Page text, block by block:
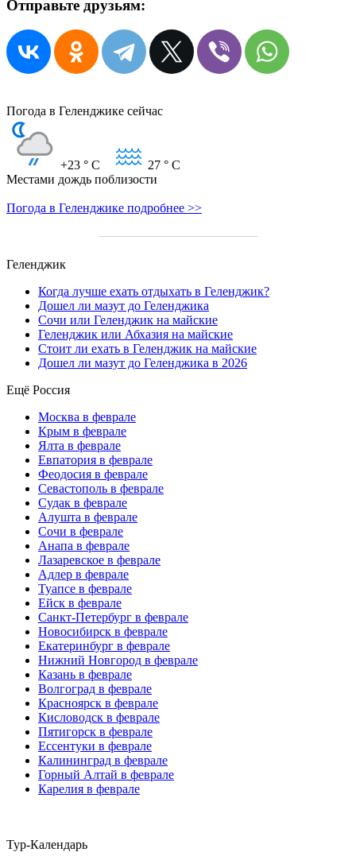
Отправьте друзьям:
Погода в Геленджике сейчас
+23 ° C 27 ° C
Местами дождь поблизости
Погода в Геленджике подробнее >>
Геленджик
Когда лучше ехать отдыхать в Геленджик?
Дошел ли мазут до Геленджика
Сочи или Геленджик на майские
Геленджик или Абхазия на майские
Стоит ли ехать в Геленджик на майские
Дошел ли мазут до Геленджика в 2026
Ещё Россия
Москва в феврале
Крым в феврале
Ялта в феврале
Евпатория в феврале
Феодосия в феврале
Севастополь в феврале
Судак в феврале
Алушта в феврале
Сочи в феврале
Анапа в феврале
Лазаревское в феврале
Адлер в феврале
Туапсе в феврале
Ейск в феврале
Санкт-Петербург в феврале
Новосибирск в феврале
Екатеринбург в феврале
Нижний Новгород в феврале
Казань в феврале
Волгоград в феврале
Красноярск в феврале
Кисловодск в феврале
Пятигорск в феврале
Ессентуки в феврале
Калининград в феврале
Горный Алтай в феврале
Карелия в феврале
Тур-Календарь